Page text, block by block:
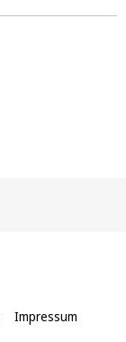
Impressum